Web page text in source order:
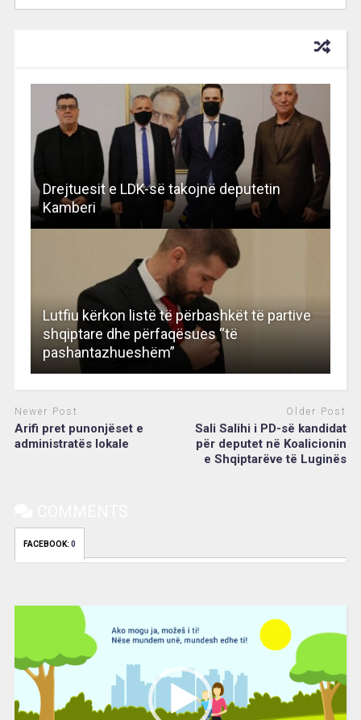
Drejtuesit e LDK-së takojnë deputetin
Kamberi
Lutfiu kërkon listë të përbashkët të partive
shqiptare dhe përfaqësues “të
pashantazhueshëm”
Newer Post
Arifi pret punonjëset e
administratës lokale
Older Post
Sali Salihi i PD-së kandidat
për deputet në Koalicionin
e Shqiptarëve të Luginës
FACEBOOK: 0